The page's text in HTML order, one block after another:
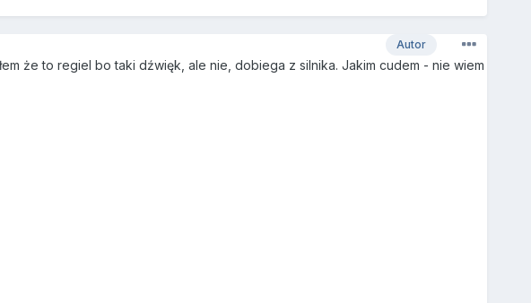
Autor
że to regiel bo taki dźwięk, ale nie, dobiega z silnika. Jakim cudem - nie wiem